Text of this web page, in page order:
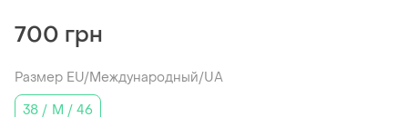
700 грн
Размер EU/Международный/UA
38 / M / 46